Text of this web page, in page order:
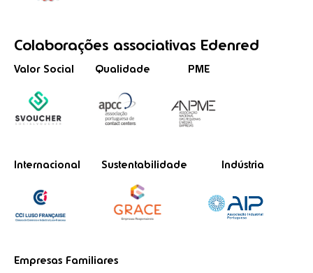
Colaborações associativas Edenred
Valor Social Qualidade PME
Internacional Sustentabilidade Indústria
Empresas Familiares